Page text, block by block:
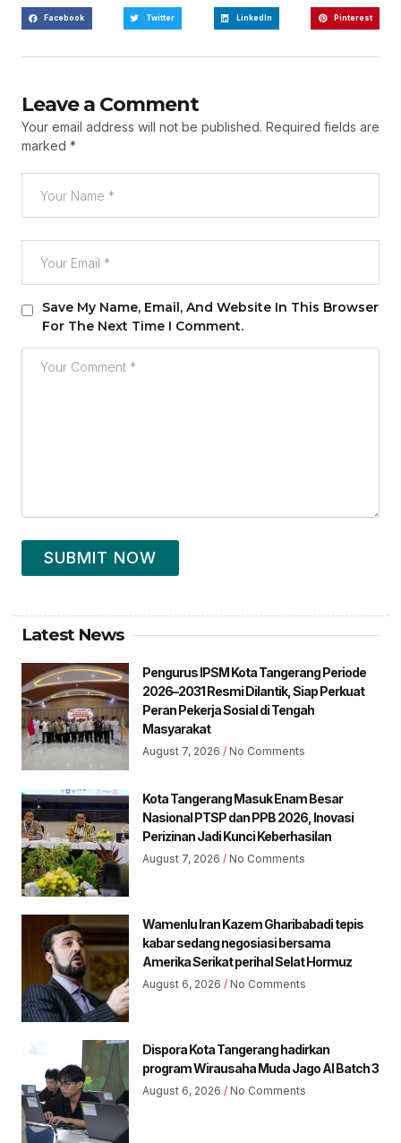
Facebook Twitter LinkedIn Pinterest
Leave a Comment
Your email address will not be published. Required fields are
marked *
Save My Name, Email, And Website In This Browser
For The Next Time I Comment.
SUBMIT NOW
Latest News
Pengurus IPSM Kota Tangerang Periode
2026–2031 Resmi Dilantik, Siap Perkuat
Peran Pekerja Sosial di Tengah
Masyarakat
August 7, 2026 No Comments
Kota Tangerang Masuk Enam Besar
Nasional PTSP dan PPB 2026, Inovasi
Perizinan Jadi Kunci Keberhasilan
August 7, 2026 No Comments
Wamenlu Iran Kazem Gharibabadi tepis
kabar sedang negosiasi bersama
Amerika Serikat perihal Selat Hormuz
August 6, 2026 No Comments
Dispora Kota Tangerang hadirkan
program Wirausaha Muda Jago AI Batch 3
August 6, 2026 No Comments